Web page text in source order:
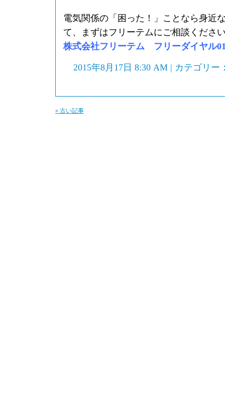
電気関係の「困った！」ことなら身近
て、まずはフリーテムにご相談くださ
株式会社フリーテム フリーダイヤル
2015年8月17日 8:30 AM | カテゴリー
« 古い記事